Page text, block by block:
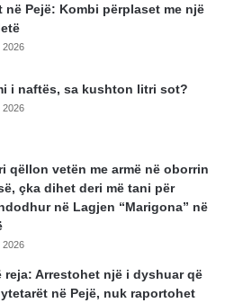
në Pejë: Kombi përplaset me një
2026
i naftës, sa kushton litri sot?
2026
qëllon vetën me armë në oborrin
çka dihet deri më tani për
në Lagjen “Marigona” në
2026
reja: Arrestohet një i dyshuar që
në Pejë, nuk raportohet